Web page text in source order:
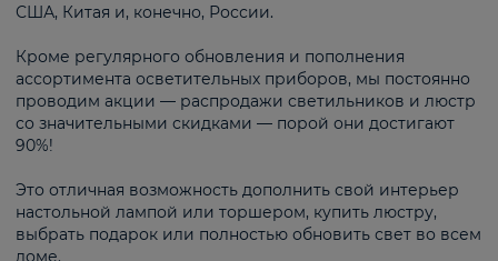
США, Китая и, конечно, России.
Кроме регулярного обновления и пополнения
ассортимента осветительных приборов, мы постоянно
проводим акции — распродажи светильников и люстр
со значительными скидками — порой они достигают
90%!
Это отличная возможность дополнить свой интерьер
настольной лампой или торшером, купить люстру,
выбрать подарок или полностью обновить свет во всем
доме.